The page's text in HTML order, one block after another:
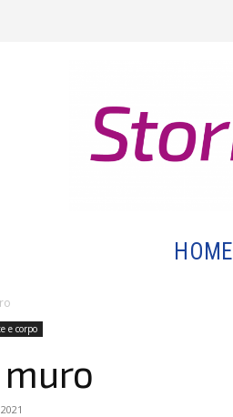
HOME
e corpo